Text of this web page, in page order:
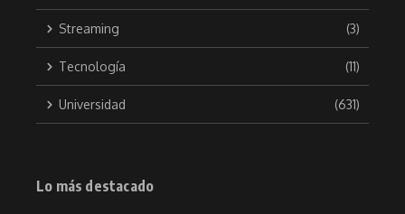
Streaming (3)
Tecnología (11)
Universidad (631)
Lo más destacado